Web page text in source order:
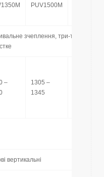
PUV1500M
зчеплення, три-точкове
–
1305 –
1345
1560 –
вертикальні